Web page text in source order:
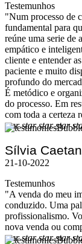
Testemunhos
"Num processo de
fundamental para
reúne uma serie de
empático e
cliente e entender
paciente e muito
profundo do
É metódico e
do processo. Em
com toda a certeza
star star star star
Sílvia
21-10-2022
Testemunhos
"A venda do meu
conduzido. Uma
profissionalismo.
nova venda ou
star star star star